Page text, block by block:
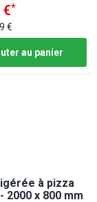
€*
€
au panier
à pizza
2000 x 800 mm